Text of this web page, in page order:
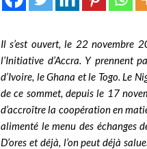
Il s’est ouvert, le 22 novembre
l’Initiative d’Accra. Y prennent
d’Ivoire, le Ghana et le Togo. Le
de ce sommet, depuis le 17
d’accroître la coopération en
alimenté le menu des échanges
D’ores et déjà, l’on peut déjà